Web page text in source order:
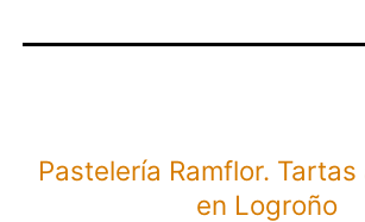
Pastelería Ramflor.
en Logroño